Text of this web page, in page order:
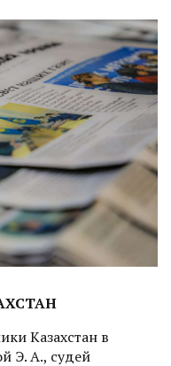
Казахстан в
Э. А., судей